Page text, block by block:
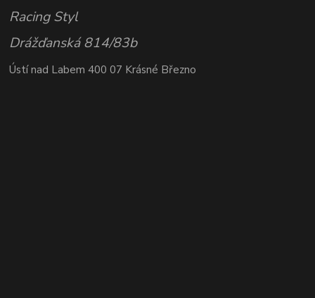
Racing Styl
Drážďanská 814/83b
Ústí nad Labem 400 07 Krásné Březno